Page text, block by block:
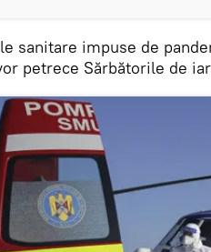
sanitare impuse de
petrece Sărbătorile de